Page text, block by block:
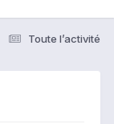
Toute l’activité